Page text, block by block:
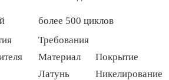
более 500 циклов
Требования
Материал
Покрытие
Латунь
Никелирование